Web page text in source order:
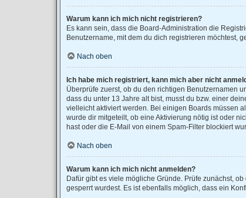
Warum kann ich mich nicht registrieren?
Es kann sein, dass die Board-Administration die
Benutzername, mit dem du dich registrieren möchtest,
Nach oben
Ich habe mich registriert, kann mich aber nicht
Überprüfe zuerst, ob du den richtigen Benutzernamen
dass du unter 13 Jahre alt bist, musst du bzw. einer
vielleicht aktiviert werden. Bei einigen Boards müssen
wurde dir mitgeteilt, ob eine Aktivierung nötig ist oder
hast oder die E-Mail von einem Spam-Filter blockiert
Nach oben
Warum kann ich mich nicht anmelden?
Dafür gibt es viele mögliche Gründe. Prüfe zunächst,
gesperrt wurdest. Es ist ebenfalls möglich, dass ein